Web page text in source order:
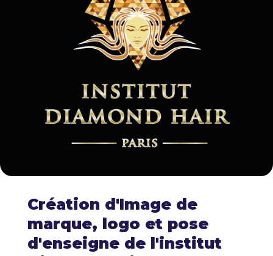
Création d'Image de
marque, logo et pose
d'enseigne de l'institut